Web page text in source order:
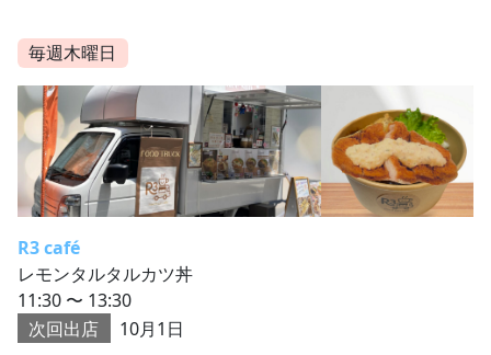
毎週木曜日
R3 café
レモンタルタルカツ丼
11:30 〜 13:30
次回出店
10月1日